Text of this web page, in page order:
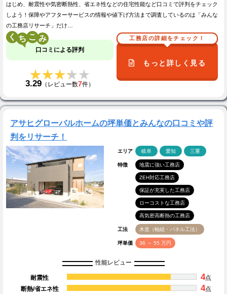
はじめ、耐震性や気密断熱性、省エネ性などの住宅性能など口コミで評判をチェック
しよう！保障やアフターサービスの情報や値下げ方法まで調査しているのは「みんな
の工務店リサーチ」だけ…
く こ
口コミによる評判
★★★★★
★★★★★
3.29 （レビュー数7件）
工務店の詳細をチェック！
もっと詳しく見る
アサヒグローバルホームの坪単価とみんなの口コミや評
判をリサーチ！
エリア 岐阜 愛知 三重
特徴 地震に強い工務店
ZEH対応工務店
保証が充実した工務店
ローコストな工務店
高気密高断熱の工務店
工法 木造（軸組・パネル工法）
坪単価 36 ～ 55 万円
性能レビュー
耐震性 4点
断熱/省エネ性
4点